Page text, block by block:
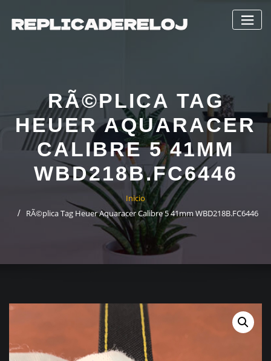
contenido
RÃ©PLICA TAG
HEUER AQUARACER
CALIBRE 5 41MM
WBD218B.FC6446
Inicio
RÃ©plica Tag Heuer Aquaracer Calibre 5 41mm WBD218B.FC6446